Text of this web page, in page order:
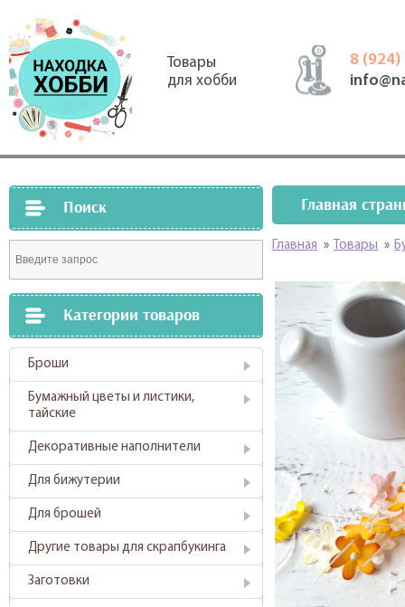
Товары
для хобби
8 (924)
Поиск
Категории товаров
Броши
Бумажный цветы и листики,
тайские
Декоративные наполнители
Для бижутерии
Для брошей
Другие товары для скрапбукинга
Заготовки
Главная
Главная » Товары »